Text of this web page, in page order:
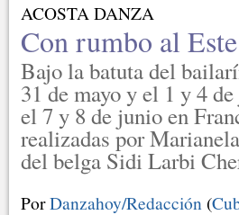
ACOSTA DANZA
Con rumbo al Este
Bajo la batuta del
31 de mayo y el 1 y 4
el 7 y 8 de junio en
realizadas por
del belga Sidi Larbi
PorDanzahoy/Redacción (